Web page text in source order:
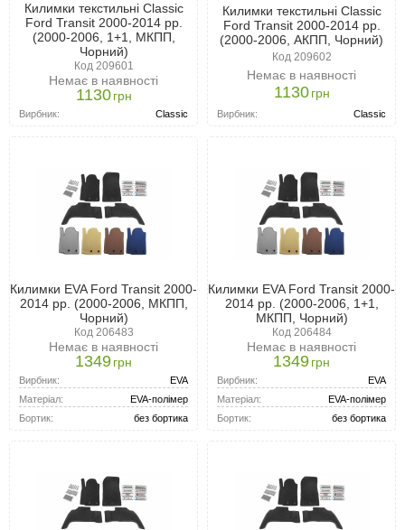
Килимки текстильні Classic
Ford Transit 2000-2014 рр.
(2000-2006, 1+1, МКПП,
Чорний)
Код 209601
Немає в наявності
1130 грн
Вирбник: Classic
Килимки текстильні Classic
Ford Transit 2000-2014 рр.
(2000-2006, АКПП, Чорний)
Код 209602
Немає в наявності
1130 грн
Вирбник: Classic
Килимки EVA Ford Transit 2000-
2014 рр. (2000-2006, МКПП,
Чорний)
Код 206483
Немає в наявності
1349грн
Вирбник:
EVA
Матеріал:
EVA-полімер
Бортик:
без бортика
Килимки EVA Ford Transit 2000-
2014 рр. (2000-2006, 1+1,
МКПП, Чорний)
Код 206484
Немає в наявності
1349грн
Вирбник:
EVA
Матеріал:
EVA-полімер
Бортик:
без бортика